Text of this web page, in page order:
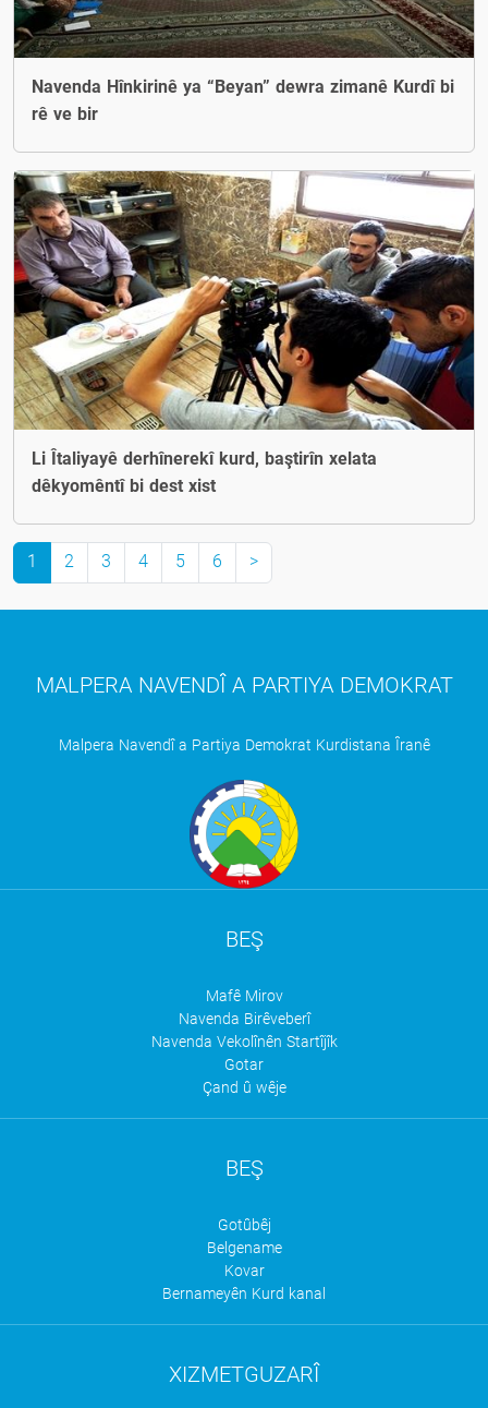
Navenda Hînkirinê ya “Beyan” dewra zimanê Kurdî bi
rê ve bir
Li Îtaliyayê derhînerekî kurd, baştirîn xelata
dêkyomêntî bi dest xist
1 2 3 4 5 6 >
MALPERA NAVENDÎ A PARTIYA DEMOKRAT
Malpera Navendî a Partiya Demokrat Kurdistana Îranê
BEŞ
Mafê Mirov
Navenda Birêveberî
Navenda Vekolînên Startîjîk
Gotar
Çand û wêje
BEŞ
Gotûbêj
Belgename
Kovar
Bernameyên Kurd kanal
XIZMETGUZARÎ